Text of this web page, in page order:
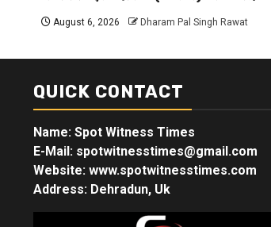
August 6, 2026 Dharam Pal Singh Rawat
QUICK CONTACT
Name: Spot Witness Times
E-Mail: spotwitnesstimes@gmail.com
Website: www.spotwitnesstimes.com
Address: Dehradun, Uk